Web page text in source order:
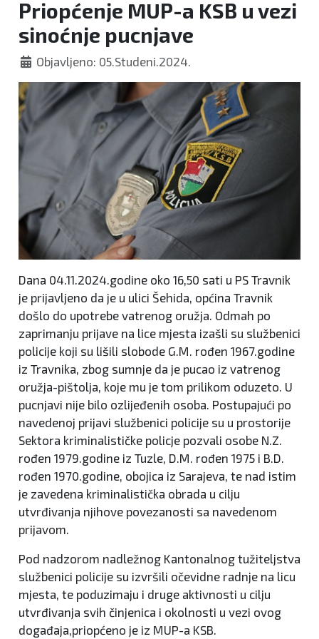
Priopćenje MUP-a KSB u vezi
sinoćnje pucnjave
Objavljeno: 05.Studeni.2024.
Dana 04.11.2024.godine oko 16,50 sati u PS Travnik
je prijavljeno da je u ulici Šehida, općina Travnik
došlo do upotrebe vatrenog oružja. Odmah po
zaprimanju prijave na lice mjesta izašli su službenici
policije koji su lišili slobode G.M. rođen 1967.godine
iz Travnika, zbog sumnje da je pucao iz vatrenog
oružja-pištolja, koje mu je tom prilikom oduzeto. U
pucnjavi nije bilo ozlijeđenih osoba. Postupajući po
navedenoj prijavi službenici policije su u prostorije
Sektora kriminalističke policje pozvali osobe N.Z.
rođen 1979.godine iz Tuzle, D.M. rođen 1975 i B.D.
rođen 1970.godine, obojica iz Sarajeva, te nad istim
je zavedena kriminalistička obrada u cilju
utvrđivanja njihove povezanosti sa navedenom
prijavom.
Pod nadzorom nadležnog Kantonalnog tužiteljstva
službenici policije su izvršili očevidne radnje na licu
mjesta, te poduzimaju i druge aktivnosti u cilju
utvrđivanja svih činjenica i okolnosti u vezi ovog
događaja,priopćeno je iz MUP-a KSB.